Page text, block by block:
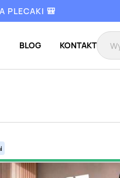
PLECAKI 🎒
BLOG KONTAKT